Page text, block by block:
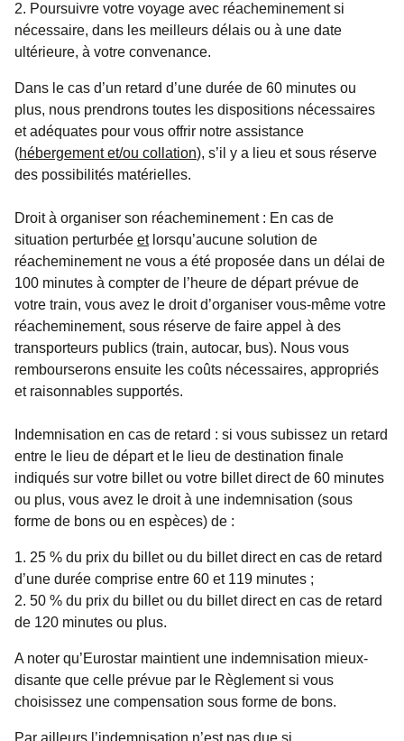
Poursuivre votre voyage avec réacheminement si
nécessaire, dans les meilleurs délais ou à une date
ultérieure, à votre convenance.
Dans le cas d’un retard d’une durée de 60 minutes ou
plus, nous prendrons toutes les dispositions nécessaires
et adéquates pour vous offrir notre assistance
(hébergement et/ou collation), s’il y a lieu et sous réserve
des possibilités matérielles.
Droit à organiser son réacheminement: En cas de
situation perturbée etlorsqu’aucune solution de
réacheminement ne vous a été proposée dans un délai de
100 minutes à compter de l’heure de départ prévue de
votre train, vous avez le droit d’organiser vous-même votre
réacheminement, sous réserve de faire appel à des
transporteurs publics (train, autocar, bus). Nous vous
rembourserons ensuite les coûts nécessaires, appropriés
et raisonnables supportés.
Indemnisation en cas de retard : si vous subissez un retard
entre le lieu de départ et le lieu de destination finale
indiqués sur votre billet ou votre billet direct de 60 minutes
ou plus, vous avez le droit à une indemnisation (sous
forme de bons ou en espèces) de :
25 % du prix du billet ou du billet direct en cas de retard
d’une durée comprise entre 60 et 119 minutes ;
50 % du prix du billet ou du billet direct en cas de retard
de 120 minutes ou plus.
A noter qu’Eurostar maintient une indemnisation mieux-
disante que celle prévue par le Règlement si vous
choisissez une compensation sous forme de bons.
Par ailleurs l’indemnisation n’est pas due si